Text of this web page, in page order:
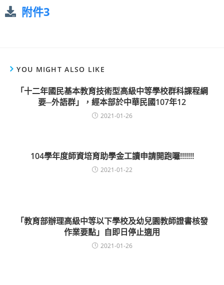
附件3
YOU MIGHT ALSO LIKE
「十二年國民基本教育技術型高級中等學校群科課程綱
要─外語群」，經本部於中華民國107年12
2021-01-26
104學年度師資培育助學金工讀申請開跑囉!!!!!!!
2021-01-22
「教育部辦理高級中等以下學校及幼兒園教師證書核發
作業要點」自即日停止適用
2021-01-26